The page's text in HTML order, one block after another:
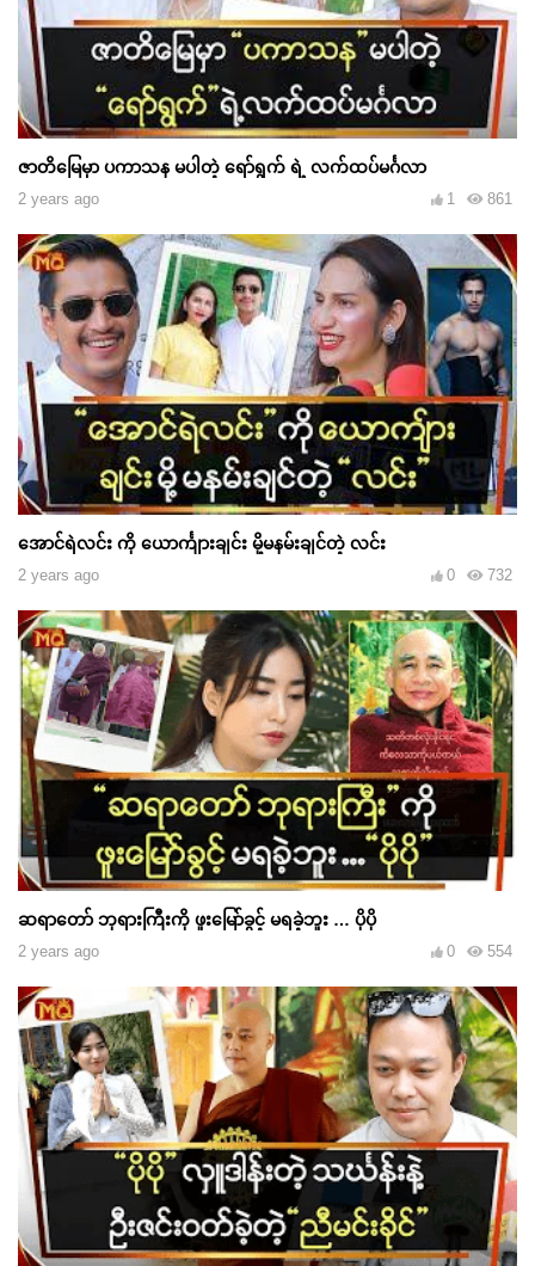
ဇာတိမြေမှာ ပကာသန မပါတဲ့ ရော်ရွက် ရဲ့ လက်ထပ်မင်္ဂလာ
2 years ago 861
1
အောင်ရဲလင်း ကို ယောင်္ကျားချင်း မို့မနမ်းချင်တဲ့ လင်း
2 years ago 732
0
ဆရာတော် ဘုရားကြီးကို ဖူးမြော်ခွင့် မရခဲ့ဘူး … ပိုပို
2 years ago 554
0